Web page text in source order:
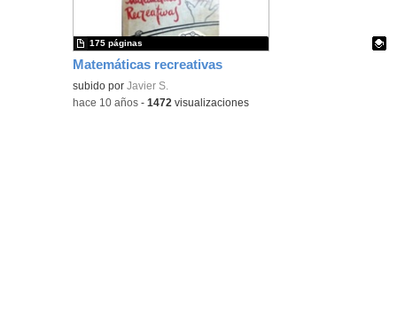
Matemáticas recreativas
Contenido educativo.
subido porJavier S.
175 páginas
-hace 10 años -1472 visualizaciones